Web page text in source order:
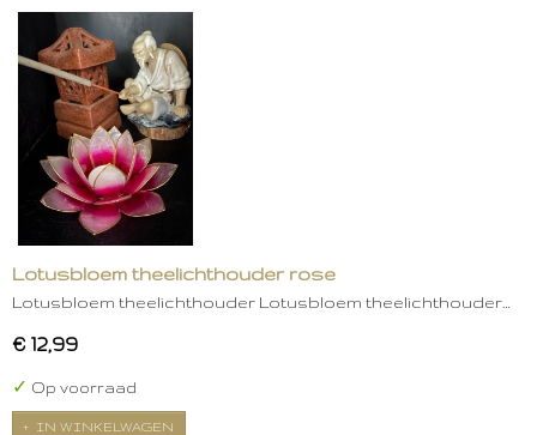
Lotusbloem theelichthouder rose
Lotusbloem theelichthouder Lotusbloem theelichthouder…
€ 12,99
✓ Op voorraad
IN WINKELWAGEN